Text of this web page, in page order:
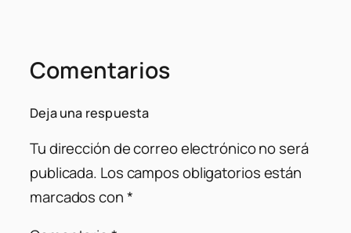
Comentarios
Deja una respuesta
Tu dirección de correo electrónico no será
publicada. Los campos obligatorios están
marcados con*